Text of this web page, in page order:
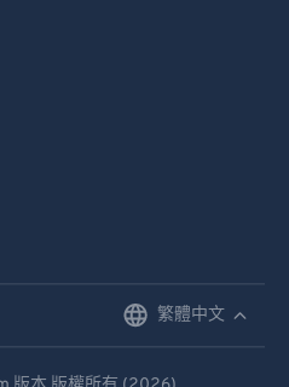
繁體中文